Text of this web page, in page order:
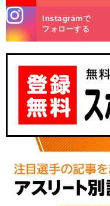
m
Instagramで
フォローする